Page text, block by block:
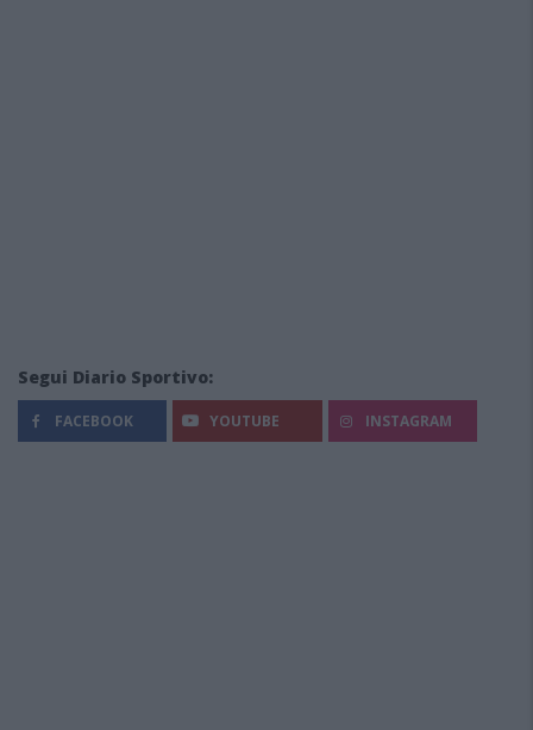
Segui Diario Sportivo:
FACEBOOK YOUTUBE INSTAGRAM